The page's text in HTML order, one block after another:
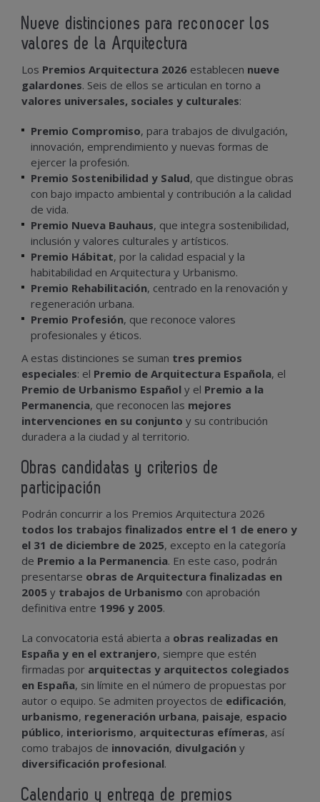
Nueve distinciones para reconocer los
valores de la Arquitectura
Los Premios Arquitectura 2026 establecen nueve
galardones. Seis de ellos se articulan en torno a
valores universales, sociales y culturales:
Premio Compromiso, para trabajos de divulgación,
innovación, emprendimiento y nuevas formas de
ejercer la profesión.
Premio Sostenibilidad y Salud, que distingue obras
con bajo impacto ambiental y contribución a la calidad
de vida.
Premio Nueva Bauhaus, que integra sostenibilidad,
inclusión y valores culturales y artísticos.
Premio Hábitat, por la calidad espacial y la
habitabilidad en Arquitectura y Urbanismo.
Premio Rehabilitación, centrado en la renovación y
regeneración urbana.
Premio Profesión, que reconoce valores
profesionales y éticos.
A estas distinciones se suman tres premios
especiales: el Premio de Arquitectura Española, el
Premio de Urbanismo Español y el Premio a la
Permanencia, que reconocen las mejores
intervenciones en su conjunto y su contribución
duradera a la ciudad y al territorio.
Obras candidatas y criterios de
participación
Podrán concurrir a los Premios Arquitectura 2026
todos los trabajos finalizados entre el 1 de enero y
el 31 de diciembre de 2025, excepto en la categoría
de Premio a la Permanencia. En este caso, podrán
presentarse obras de Arquitectura finalizadas en
2005 y trabajos de Urbanismo con aprobación
definitiva entre 1996 y 2005.
La convocatoria está abierta a obras realizadas en
España y en el extranjero, siempre que estén
firmadas por arquitectas y arquitectos colegiados
en España, sin límite en el número de propuestas por
autor o equipo. Se admiten proyectos de edificación,
urbanismo, regeneración urbana, paisaje, espacio
público, interiorismo, arquitecturas efímeras, así
como trabajos de innovación, divulgación y
diversificación profesional.
Calendario y entrega de premios